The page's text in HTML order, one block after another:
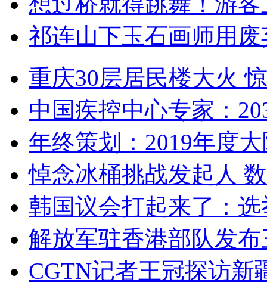
祁连山下玉石画师用
重庆30层居民楼大火
中国疾控中心专家：
年终策划：2019年度
悼念冰桶挑战发起人
韩国议会打起来了：
解放军驻香港部队发
CGTN记者王冠探访新